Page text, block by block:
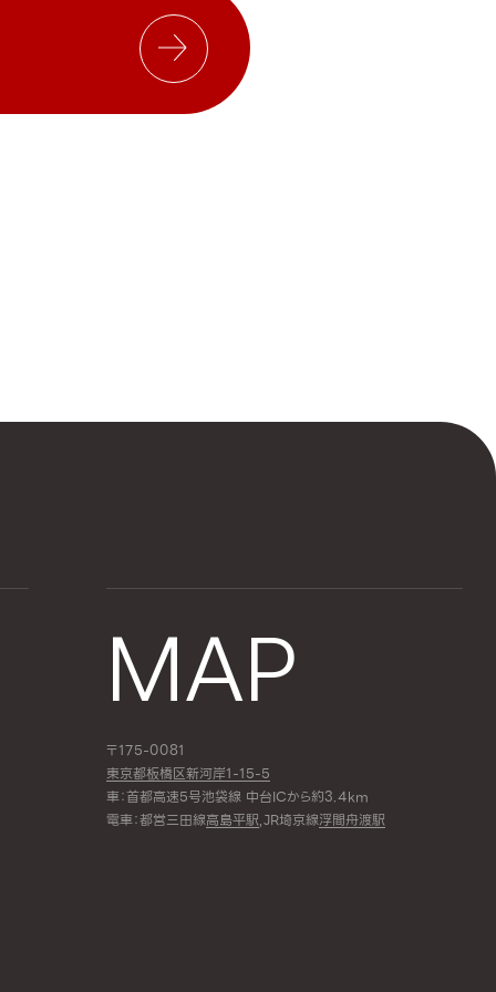
MAP
〒175-0081
東京都板橋区新河岸1-15-5
車：首都高速5号池袋線 中台ICから約3.4km
電車：都営三田線高島平駅,JR埼京線浮間舟渡駅